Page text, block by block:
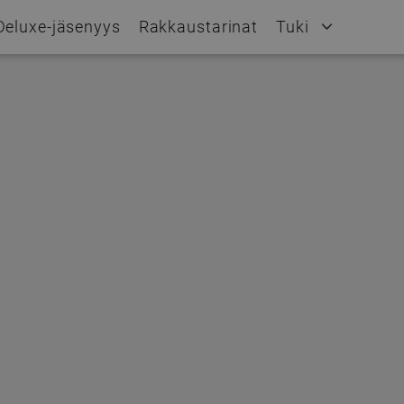
jäsenyys Rakkaustarinat Tuki